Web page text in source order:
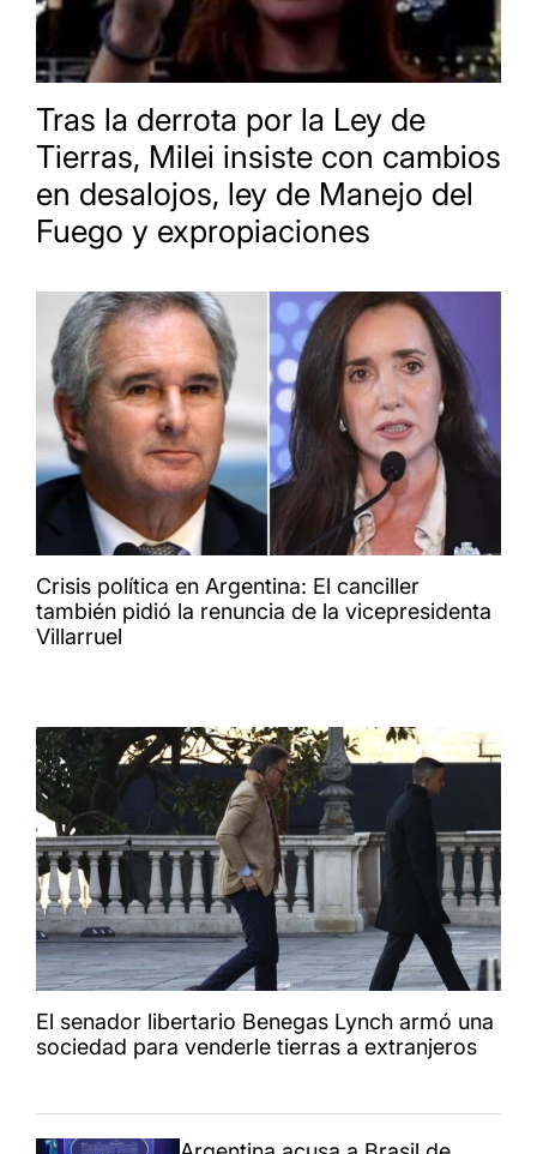
Tras la derrota por la Ley de
Tierras, Milei insiste con cambios
en desalojos, ley de Manejo del
Fuego y expropiaciones
Crisis política en Argentina: El canciller
también pidió la renuncia de la vicepresidenta
Villarruel
El senador libertario Benegas Lynch armó una
sociedad para venderle tierras a extranjeros